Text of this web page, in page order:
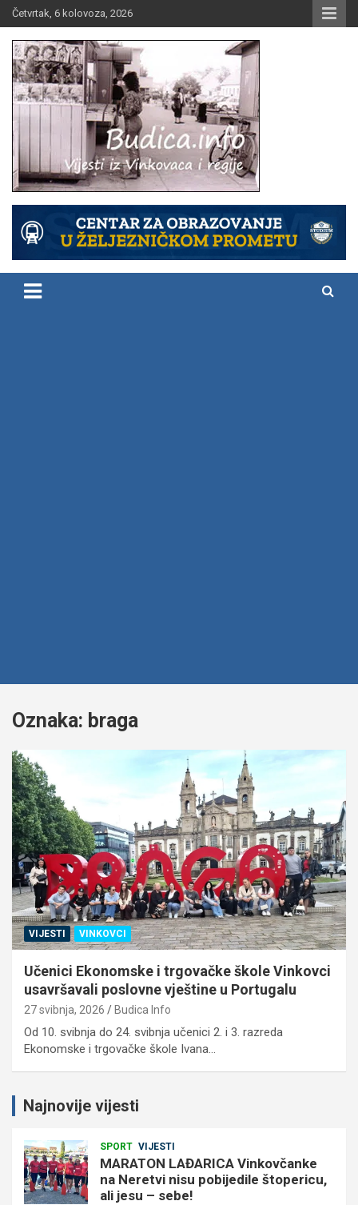
Skip
to
content
Četvrtak, 6 kolovoza, 2026
Budica.info
Oznaka: braga
VIJESTI VINKOVCI
Učenici Ekonomske i trgovačke škole Vinkovci
usavršavali poslovne vještine u Portugalu
27 svibnja, 2026 Budica Info
Od 10. svibnja do 24. svibnja učenici 2. i 3. razreda
Ekonomske i trgovačke škole Ivana…
Najnovije vijesti
SPORT VIJESTI
MARATON LAĐARICA Vinkovčanke
na Neretvi nisu pobijedile štopericu,
ali jesu – sebe!